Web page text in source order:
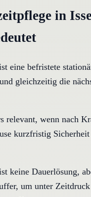
in
eine befristete
gleichzeitig die
relevant, wenn nach
kurzfristig
keine Dauerlösung,
um unter Zeitdruck